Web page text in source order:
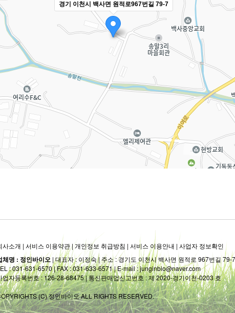
경기 이천시 백사면 원적로967번길 79-7
사소개 | 서비스 이용약관|개인정보 취급방침 | 서비스 이용안내 | 사업자 정보확인
체명 : 정인바이오| 대표자 : 이정숙 | 주소 : 경기도 이천시 백사면 원적로 967번길 79-
: 031-631-6570 | FAX : 031-633-6571 | E-mail : junginbio@naver.com
업자등록번호 : 126-28-68475 | 통신판매업신고번호 : 제 2020-경기이천-0203 호
(C) 정인바이오 ALL RIGHTS RESERVED.